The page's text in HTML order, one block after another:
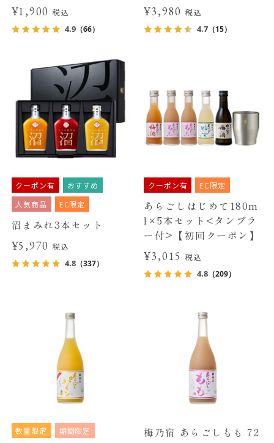
¥1,900税込
4.9（66）
¥3,980 税込
4.7 （15）
クーポン有
おすすめ
人気商品
EC限定
沼まみれ3本セット
¥5,970税込
4.8（337）
クーポン有 EC限定
あらごしはじめて180m
l×5本セット<タンブラ
ー付>【初回クーポン】
¥3,015 税込
4.8 （209）
数量限定 期間限定
梅乃宿 あらごしもも 72